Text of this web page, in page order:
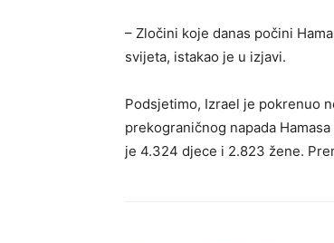
– Zločini koje danas počini
svijeta, istakao je u izjavi.
Podsjetimo, Izrael je pokrenuo
prekograničnog napada
je 4.324 djece i 2.823 žene.